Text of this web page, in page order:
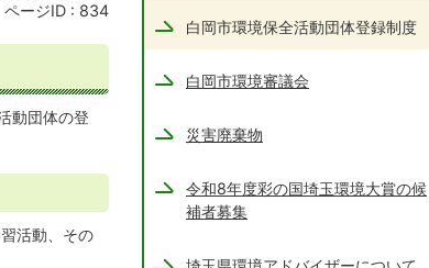
ページID : 834
動団体の登
活動、その
白岡市環境保全活動団体登録制度
白岡市環境審議会
災害廃棄物
令和8年度彩の国埼玉環境大賞の候
補者募集